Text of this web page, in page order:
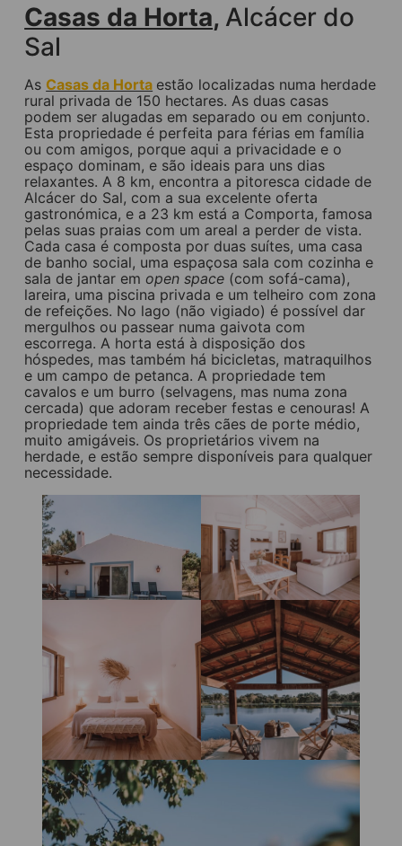
Casas da Horta, Alcácer do
Sal
As Casas da Horta estão localizadas numa herdade
rural privada de 150 hectares. As duas casas
podem ser alugadas em separado ou em conjunto.
Esta propriedade é perfeita para férias em família
ou com amigos, porque aqui a privacidade e o
espaço dominam, e são ideais para uns dias
relaxantes. A 8 km, encontra a pitoresca cidade de
Alcácer do Sal, com a sua excelente oferta
gastronómica, e a 23 km está a Comporta, famosa
pelas suas praias com um areal a perder de vista.
Cada casa é composta por duas suítes, uma casa
de banho social, uma espaçosa sala com cozinha e
sala de jantar em open space (com sofá-cama),
lareira, uma piscina privada e um telheiro com zona
de refeições. No lago (não vigiado) é possível dar
mergulhos ou passear numa gaivota com
escorrega. A horta está à disposição dos
hóspedes, mas também há bicicletas, matraquilhos
e um campo de petanca. A propriedade tem
cavalos e um burro (selvagens, mas numa zona
cercada) que adoram receber festas e cenouras! A
propriedade tem ainda três cães de porte médio,
muito amigáveis. Os proprietários vivem na
herdade, e estão sempre disponíveis para qualquer
necessidade.